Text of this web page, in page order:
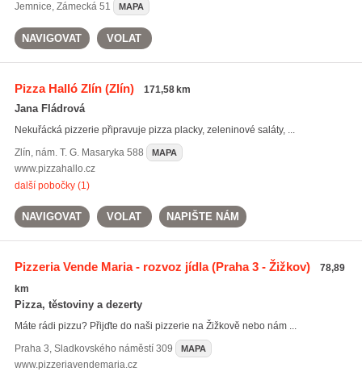
Jemnice, Zámecká 51 MAPA
NAVIGOVAT VOLAT
Pizza Halló Zlín(Zlín) 171,58 km
Jana Fládrová
Nekuřácká pizzerie připravuje pizza placky, zeleninové saláty, ...
Zlín, nám. T. G. Masaryka 588 MAPA
www.pizzahallo.cz
další pobočky (1)
NAVIGOVAT VOLAT NAPIŠTE NÁM
Pizzeria Vende Maria - rozvoz jídla(Praha 3 - Žižkov)
78,89
km
Pizza, těstoviny a dezerty
Máte rádi pizzu? Přijďte do naši pizzerie na Žižkově nebo nám ...
Praha 3, Sladkovského náměstí 309 MAPA
www.pizzeriavendemaria.cz